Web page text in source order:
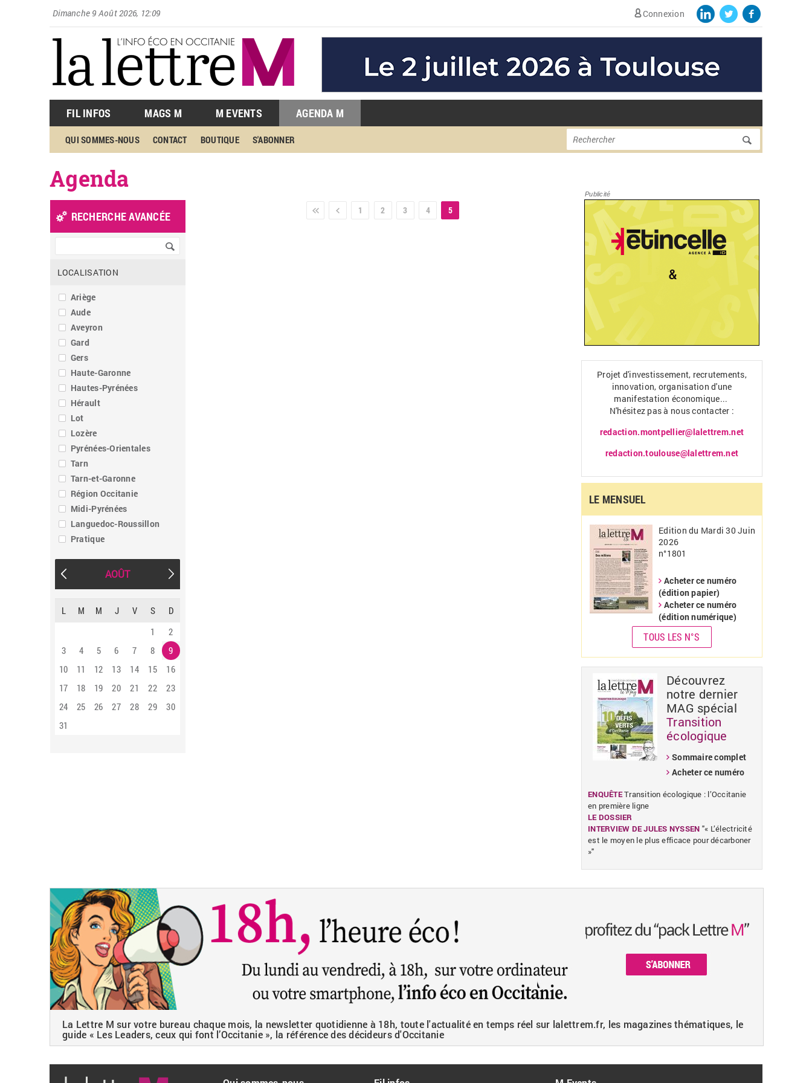
Dimanche 9 Août 2026, 12:09 Connexion
FIL INFOS MAGS M M EVENTS AGENDA M
QUI SOMMES-NOUS CONTACT BOUTIQUE S'ABONNER Formulaire de
Rechercher
Agenda
1 2 3 4 5
RECHERCHE AVANCÉE
LOCALISATION
Ariège
Aude
Aveyron
Gard
Gers
Haute-Garonne
Hautes-Pyrénées
Hérault
Lot
Lozère
Pyrénées-Orientales
Tarn
Tarn-et-Garonne
Région Occitanie
Midi-Pyrénées
Languedoc-Roussillon
Pratique
AOÛT «
L M M J V S
D
1
2
3
4 5 6 7 8
9
10
11 12 13 14 15
16
17
18 19 20 21 22
23
24
25 26 27 28 29
30
31
Publicité
Projet d'investissement, recrutements,
innovation, organisation d'une
manifestation économique...
N'hésitez pas à nous contacter :
redaction.montpellier@lalettrem.net
redaction.toulouse@lalettrem.net
LE MENSUEL
Edition du Mardi 30 Juin
2026
n°1801
Acheter ce numéro
(édition papier)
Acheter ce numéro
(édition numérique)
TOUS LES N°S
Découvrez
notre dernier
MAG spécial
Transition
écologique
Sommaire complet
Acheter ce numéro
ENQUÊTETransition écologique : l’Occitanie
en première ligne
LE DOSSIER
INTERVIEW DE JULES NYSSEN "« L’électricité
est le moyen le plus efficace pour décarboner
»"
La Lettre M sur votre bureau chaque mois, la newsletter quotidienne à 18h, toute l'actualité en temps réel sur lalettrem.fr, les magazines thématiques, le
guide « Les Leaders, ceux qui font l’Occitanie », la référence des décideurs d'Occitanie